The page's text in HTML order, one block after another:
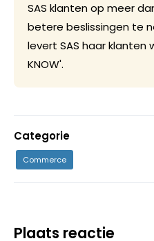
SAS klanten op meer
betere beslissingen te
levert SAS haar klanten
KNOW'.
Categorie
Commerce
Plaats reactie